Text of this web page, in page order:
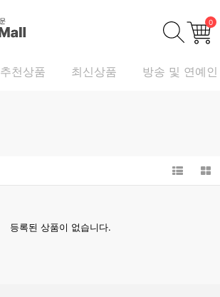
0
추천상품 최신상품 방송 및 연예
등록된 상품이 없습니다.